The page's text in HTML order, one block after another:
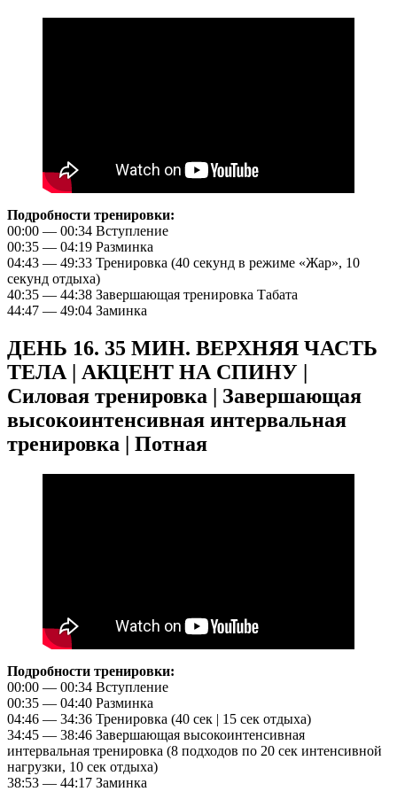
Подробности тренировки:
00:00 — 00:34 Вступление
00:35 — 04:19 Разминка
04:43 — 49:33 Тренировка (40 секунд в режиме «Жар», 10
секунд отдыха)
40:35 — 44:38 Завершающая тренировка Табата
44:47 — 49:04 Заминка
ДЕНЬ 16. 35 МИН. ВЕРХНЯЯ ЧАСТЬ
ТЕЛА | АКЦЕНТ НА ​​СПИНУ |
Силовая тренировка | Завершающая
высокоинтенсивная интервальная
тренировка | Потная
Подробности тренировки:
00:00 — 00:34 Вступление
00:35 — 04:40 Разминка
04:46 — 34:36 Тренировка (40 сек | 15 сек отдыха)
34:45 — 38:46 Завершающая высокоинтенсивная
интервальная тренировка (8 подходов по 20 сек интенсивной
нагрузки, 10 сек отдыха)
38:53 — 44:17 Заминка